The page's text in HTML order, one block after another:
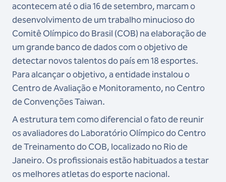
acontecem até o dia 16 de setembro, marcam o
desenvolvimento de um trabalho minucioso do
Comitê Olímpico do Brasil (COB) na elaboração de
um grande banco de dados com o objetivo de
detectar novos talentos do país em 18 esportes.
Para alcançar o objetivo, a entidade instalou o
Centro de Avaliação e Monitoramento, no Centro
de Convenções Taiwan.
A estrutura tem como diferencial o fato de reunir
os avaliadores do Laboratório Olímpico do Centro
de Treinamento do COB, localizado no Rio de
Janeiro. Os profissionais estão habituados a testar
os melhores atletas do esporte nacional.